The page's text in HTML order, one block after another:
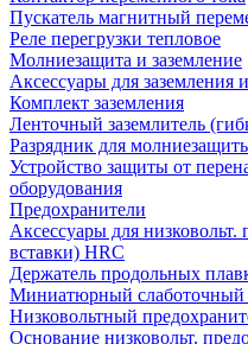
Пускатель магнитный
Реле перегрузки тепловое
Молниезащита и заземление
Аксессуары для заземления
Комплект заземления
Ленточный заземлитель
Разрядник для
Устройство защиты от
оборудования
Предохранители
Аксессуары для низковольт.
вставки) HRC
Держатель продольных
Миниатюрный слаботочный
Низковольтный
Основание низковольт.